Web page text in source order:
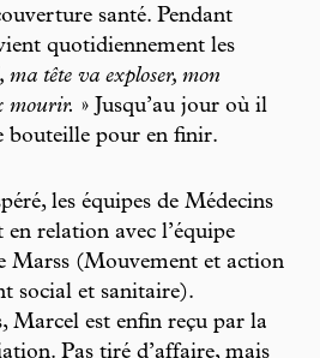
santé. Pendant
quotidiennement les
tête va exploser, mon
mourir. » Jusqu’au jour où il
bouteille pour en finir.
les équipes de Médecins
relation avec l’équipe
Marss (Mouvement et action
social et sanitaire).
Marcel est enfin reçu par la
Pas tiré d’affaire, mais